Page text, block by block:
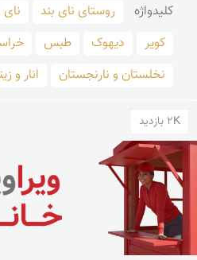
کلید‌واژه روستای نای بند
کویر
دیهوک طبس
نخلستان و نارنجستان
انار و
2K بازدید